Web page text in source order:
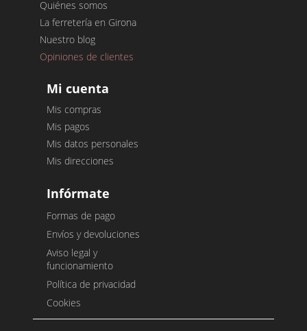
Quiénes somos
La ferretería en Girona
Nuestro blog
Opiniones de clientes
Mi cuenta
Mis compras
Mis pagos
Mis datos personales
Mis direcciones
Infórmate
Formas de pago
Envíos y devoluciones
Aviso legal y
funcionamiento
Política de privacidad
Cookies